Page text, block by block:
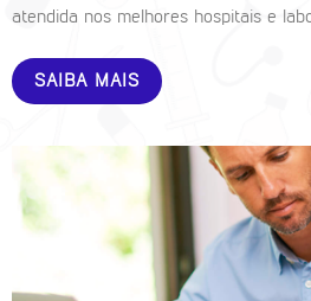
atendida nos melhores hospitais e
SAIBA MAIS